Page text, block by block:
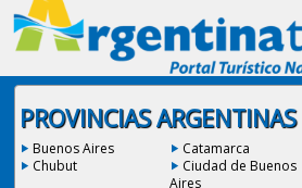
PROVINCIAS ARGENTINAS
Buenos Aires Catamarca
Chubut
Ciudad de Buenos
Aires